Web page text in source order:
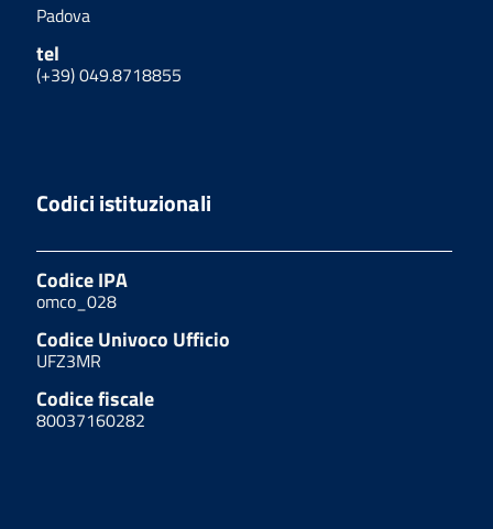
Padova
tel
(+39) 049.8718855
Codici istituzionali
Codice IPA
omco_028
Codice Univoco Ufficio
UFZ3MR
Codice fiscale
80037160282